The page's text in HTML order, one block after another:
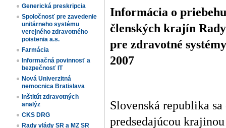
Generická preskripcia
Spoločnosť pre zavedenie
unitárneho systému
verejného zdravotného
poistenia a.s.
Farmácia
Informačná povinnosť a
bezpečnosť IT
Nová Univerzitná
nemocnica Bratislava
Inštitút zdravotných
analýz
CKS DRG
Rady vlády SR a MZ SR
Informácia o
členských krajín
pre zdravotné
2007
Slovenská republika
predsedajúcou